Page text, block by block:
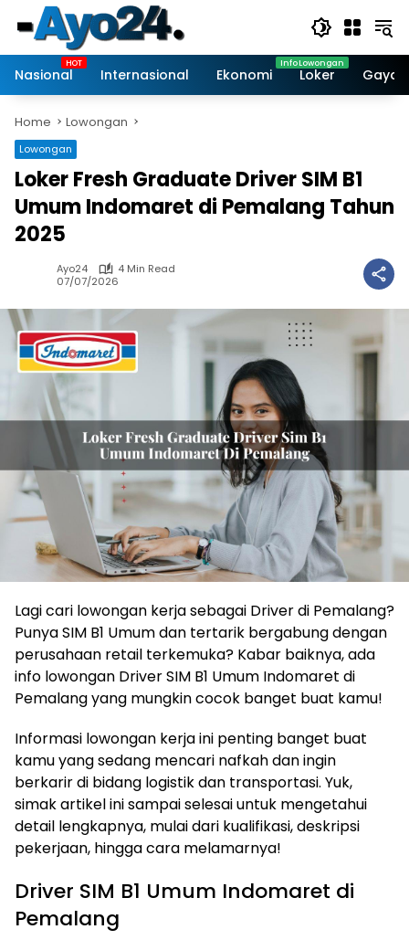
content
Nasional
Internasional Ekonomi Loker Gaya
Home Lowongan
Lowongan
Loker Fresh Graduate Driver SIM B1
Umum Indomaret di Pemalang Tahun
2025
Ayo24
4 Min Read
07/07/2026
Lagi cari lowongan kerja sebagai Driver di Pemalang?
Punya SIM B1 Umum dan tertarik bergabung dengan
perusahaan retail terkemuka? Kabar baiknya, ada
info lowongan Driver SIM B1 Umum Indomaret di
Pemalang yang mungkin cocok banget buat kamu!
Informasi lowongan kerja ini penting banget buat
kamu yang sedang mencari nafkah dan ingin
berkarir di bidang logistik dan transportasi. Yuk,
simak artikel ini sampai selesai untuk mengetahui
detail lengkapnya, mulai dari kualifikasi, deskripsi
pekerjaan, hingga cara melamarnya!
Driver SIM B1 Umum Indomaret di
Pemalang